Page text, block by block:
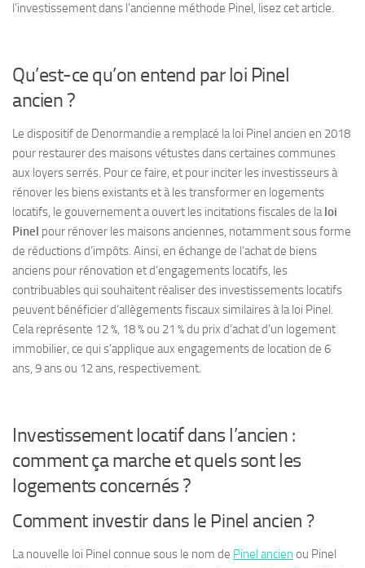
l’investissement dans l’ancienne méthode Pinel, lisez cet article.
Qu’est-ce qu’on entend par loi Pinel
ancien ?
Le dispositif de Denormandie a remplacé la loi Pinel ancien en 2018
pour restaurer des maisons vétustes dans certaines communes
aux loyers serrés. Pour ce faire, et pour inciter les investisseurs à
rénover les biens existants et à les transformer en logements
locatifs, le gouvernement a ouvert les incitations fiscales de laloi
Pinel pour rénover les maisons anciennes, notamment sous forme
de réductions d’impôts. Ainsi, en échange de l’achat de biens
anciens pour rénovation et d’engagements locatifs, les
contribuables qui souhaitent réaliser des investissements locatifs
peuvent bénéficier d’allègements fiscaux similaires à la loi Pinel.
Cela représente 12 %, 18 % ou 21 % du prix d’achat d’un logement
immobilier, ce qui s’applique aux engagements de location de 6
ans, 9 ans ou 12 ans, respectivement.
Investissement locatif dans l’ancien :
comment ça marche et quels sont les
logements concernés ?
Comment investir dans le Pinel ancien ?
La nouvelle loi Pinel connue sous le nom de Pinel ancien ou Pinel